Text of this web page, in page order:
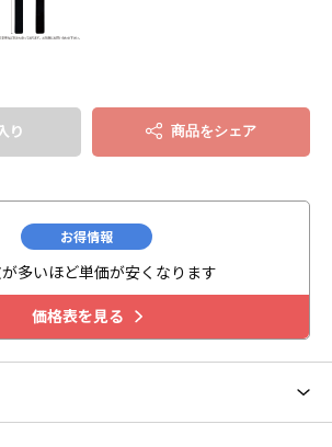
り 商品をシェア
お得情報
多いほど単価が安くなります
価格表を見る